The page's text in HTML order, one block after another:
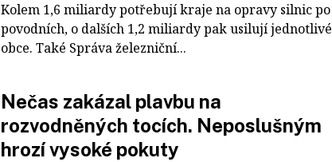
Kolem 1,6 miliardy potřebují kraje na opravy silnic po
povodních, o dalších 1,2 miliardy pak usilují jednotlivé
obce. Také Správa železniční...
Nečas zakázal plavbu na
rozvodněných tocích. Neposlušným
hrozí vysoké pokuty